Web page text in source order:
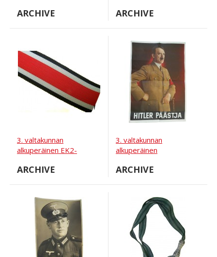
ARCHIVE
saksalaisesta sotilaasta,
ARCHIVE
3. valtakunnan
alkuperäinen EK2-
ARCHIVE
3. valtakunnan
alkuperäinen
Hitlerin kanssa
ARCHIVE